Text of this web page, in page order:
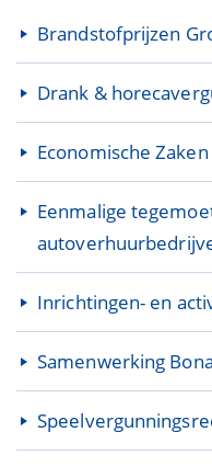
Brandstofprijzen
Drank &
Economische Zaken
Eenmalige
Inrichtingen- en
Samenwerking